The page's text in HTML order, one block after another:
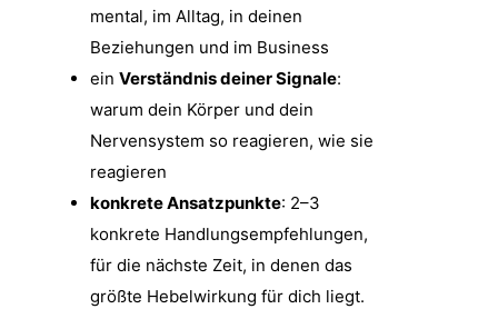
mental, im Alltag, in deinen
Beziehungen und im Business
ein Verständnis deiner Signale:
warum dein Körper und dein
Nervensystem so reagieren, wie sie
reagieren
konkrete Ansatzpunkte: 2–3
konkrete Handlungsempfehlungen,
für die nächste Zeit, in denen das
größte Hebelwirkung für dich liegt.